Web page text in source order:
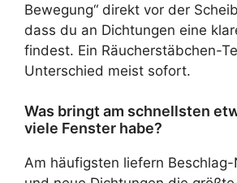
Bewegung“ direkt vor der
dass du an Dichtungen eine
findest. Ein Räucherstäbchen-
Unterschied meist sofort.
Was bringt am schnellsten
viele Fenster habe?
Am häufigsten liefern